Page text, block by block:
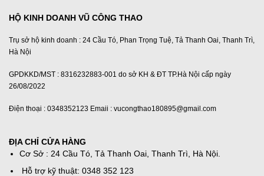
HỘ KINH DOANH VŨ CÔNG THAO
Trụ sở hộ kinh doanh : 24 Cầu Tó, Phan Trọng Tuệ, Tả Thanh Oai, Thanh Trì,
Hà Nội
GPDKKD/MST : 8316232883-001 do sở KH & ĐT TP.Hà Nội cấp ngày
26/08/2022
Điện thoại : 0348352123 Emaii : vucongthao180895@gmail.com
ĐỊA CHỈ CỬA HÀNG
Cơ Sở : 24 Cầu Tó, Tả Thanh Oai, Thanh Trì, Hà Nội.
Hỗ trợ kỹ thuật: 0348 352 123